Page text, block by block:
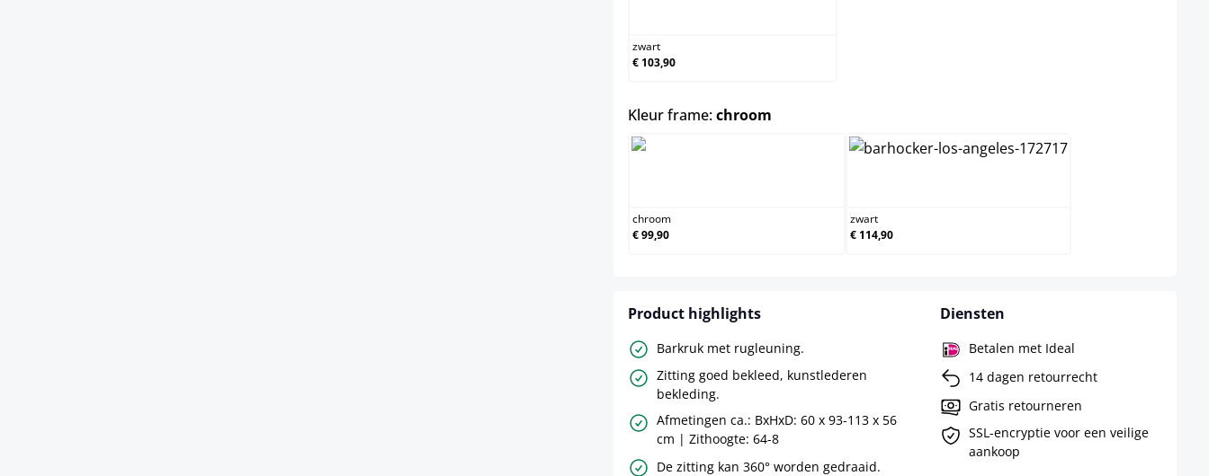
zwart
€ 103,90
Kleur frame:chroom
chroom
€ 99,90
zwart
€ 114,90
Product highlights
Barkruk met rugleuning.
Zitting goed bekleed, kunstlederen
bekleding.
Afmetingen ca.: BxHxD: 60 x 93-113 x 56
cm | Zithoogte: 64-8
De zitting kan 360° worden gedraaid.
Diensten
Betalen met Ideal
14 dagen retourrecht
Gratis retourneren
SSL-encryptie voor een veilige
aankoop